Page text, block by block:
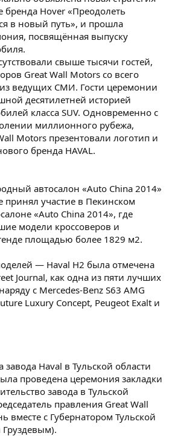
бренда Hover «Преодолеть
в новый путь», и прошла
посвящённая выпуску
свыше тысячи гостей,
Great Wall Motors со всего
ведущих СМИ. Гости церемонии
десятилетней историей
класса SUV. Одновременно с
миллионного рубежа,
Motors презентовали логотип и
бренда HAVAL.
автосалон «Auto China 2014»
принял участие в Пекинском
«Auto China 2014», где
модели кроссоверов и
площадью более 1829 м2.
— Haval H2 была отмечена
Journal, как одна из пяти лучших
с Mercedes-Benz S63 AMG
Luxury Concept, Peugeot Exalt и
завода Haval в Тульской области
проведена церемония закладки
завода в Тульской
правления Great Wall
вместе с Губернатором Тульской